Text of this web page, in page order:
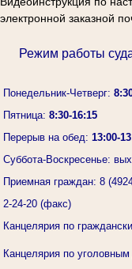
электронной заказной
Режим работы
Понедельник-Четверг:
Пятница: 8:30-16:15
Перерыв на обед: 13:00-
Суббота-Воскресенье:
Приемная граждан: 8
2-24-20 (факс)
Канцелярия по
Канцелярия по